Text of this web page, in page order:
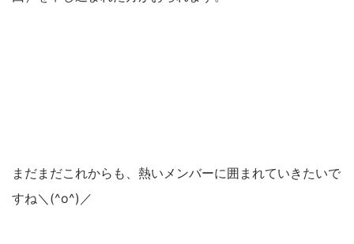
まだまだこれからも、熱いメンバーに囲まれていきたいで
すね＼(^o^)／